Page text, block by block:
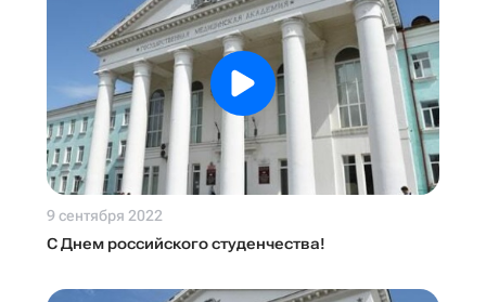
9 сентября 2022
С Днем российского студенчества!